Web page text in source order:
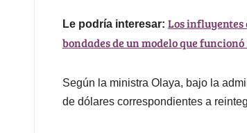
Le podría interesar: Los influyentes
bondades de un modelo que funcionó
Según la ministra Olaya, bajo la
de dólares correspondientes a